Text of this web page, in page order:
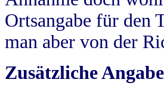
Ortsangabe für den
man aber von der
Zusätzliche